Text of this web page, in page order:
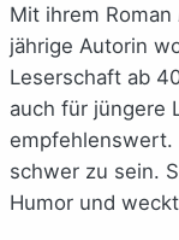
Mit ihrem Roman
jährige Autorin
Leserschaft ab
auch für jüngere
empfehlenswert.
schwer zu sein.
Humor und